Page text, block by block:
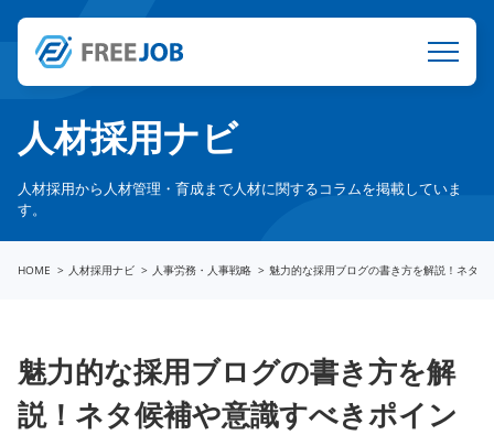
人材採用ナビ
人材採用から人材管理・育成まで人材に関するコラムを掲載していま
す。
HOME 人材採用ナビ 人事労務・人事戦略 魅力的な採用ブログの書き方を解説！ネタ
魅力的な採用ブログの書き方を解
説！ネタ候補や意識すべきポイン